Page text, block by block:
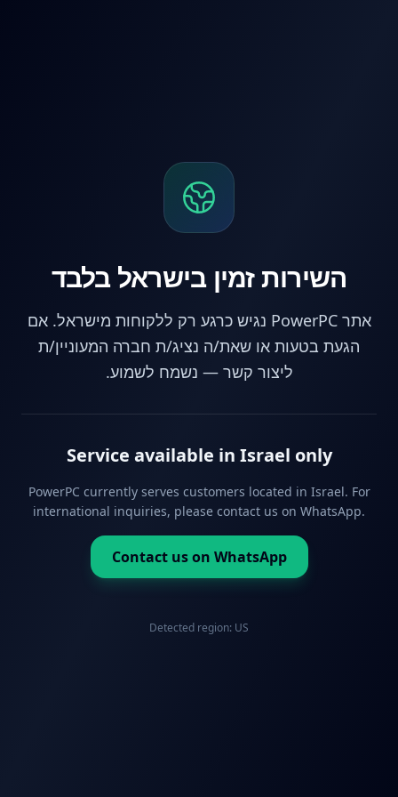
השירות זמין בישראל בלבד
אתר PowerPC נגיש כרגע רק ללקוחות מישראל. אם
הגעת בטעות או שאת/ה נציג/ת חברה המעוניין/ת
ליצור קשר — נשמח לשמוע.
Service available in Israel only
PowerPC currently serves customers located in Israel. For
international inquiries, please contact us on WhatsApp.
Contact us on WhatsApp
Detected region: US